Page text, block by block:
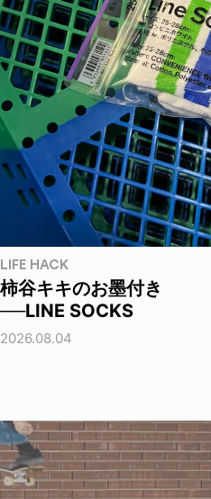
LIFE HACK
柿谷キキのお墨付き
──LINE SOCKS
2026.08.04